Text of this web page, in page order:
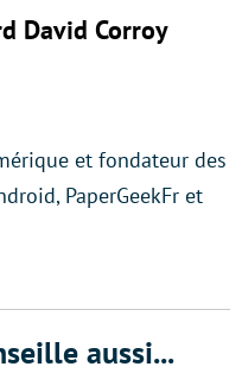
David Corroy
et fondateur des
PaperGeekFr et
aussi...